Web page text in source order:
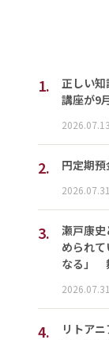
1.
正しい
講座が9
2. 円定期
3.
瀬戸康
められ
なる」
4.
リトア